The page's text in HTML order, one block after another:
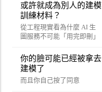
或許就成為別人的建模
訓練材料？
從工程現實看為什麼 AI 生
圖服務不可能「用完即刪」
你的臉可能已經被拿去
建模了
而且你自己按了同意